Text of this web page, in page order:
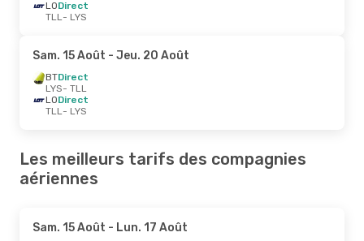
LODirect
TLL- LYS
Sam. 15 Août - Jeu. 20 Août
BTDirect
LYS- TLL
LODirect
TLL- LYS
Les meilleurs tarifs des compagnies
aériennes
Sam. 15 Août - Lun. 17 Août